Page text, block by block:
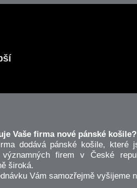
Vaše firma nové pánské košile?
dodává pánské košile, které
významných firem v České
široká.
Vám samozřejmě vyšijeme